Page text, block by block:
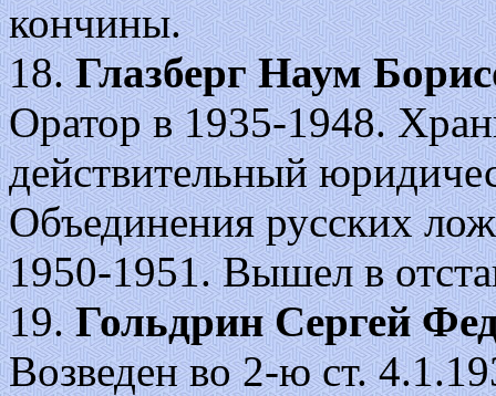
кончины.
18.Глазберг Наум
Оратор в 1935-1948.
действительный
Объединения русских
1950-1951. Вышел в
19.Гольдрин Сергей
Возведен во 2-ю ст.